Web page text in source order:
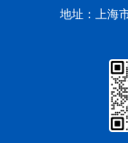
地址：上海